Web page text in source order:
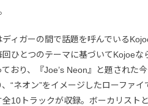
ディガーの間で話題を呼んでいる
回ひとつのテーマに基づいてKojoe
ており、『Joe’s Neon』と題された
、“ネオン”をイメージしたローファ
全10トラックが収録。ボーカリスト